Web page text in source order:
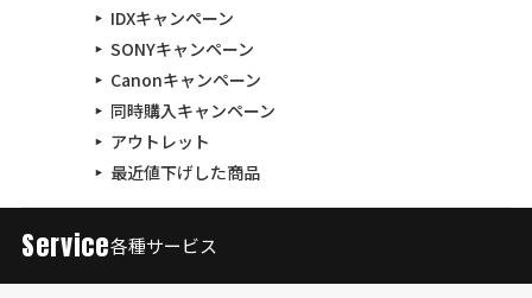
IDXキャンペーン
SONYキャンペーン
Canonキャンペーン
同時購入キャンペーン
アウトレット
最近値下げした商品
Service各種サービス